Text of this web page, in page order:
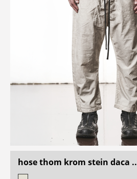
hose thom krom stein daca ..